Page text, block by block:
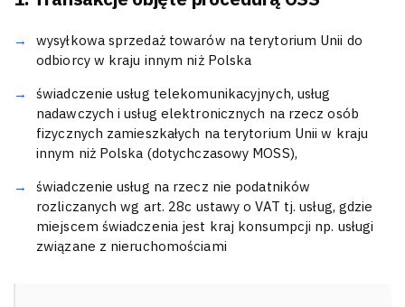
wysyłkowa sprzedaż towarów na terytorium Unii do
odbiorcy w kraju innym niż Polska
świadczenie usług telekomunikacyjnych, usług
nadawczych i usług elektronicznych na rzecz osób
fizycznych zamieszkałych na terytorium Unii w kraju
innym niż Polska (dotychczasowy MOSS),
świadczenie usług na rzecz nie podatników
rozliczanych wg art. 28c ustawy o VAT tj. usług, gdzie
miejscem świadczenia jest kraj konsumpcji np. usługi
związane z nieruchomościami